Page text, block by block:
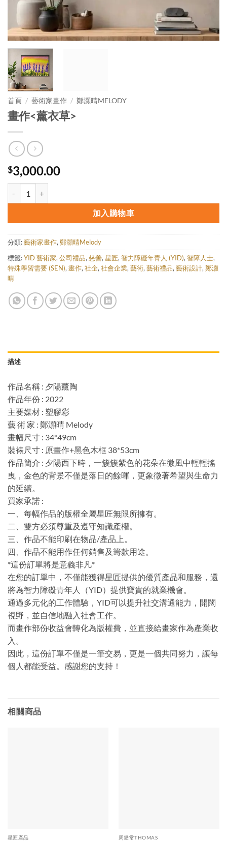
首頁 / 藝術家畫作 / 鄭灝晴MELODY
畫作<薰衣草>
$3,000.00
加入購物車
分類:藝術家畫作,鄭灝晴Melody
標籤:YID 藝術家,公司禮品,慈善,星匠,智力障礙年青人 (YID),智障人士,
特殊學習需要 (SEN),畫作,社企,社會企業,藝術,藝術禮品,藝術設計,鄭灝
晴
描述
作品名稱 : 夕陽薰陶
作品年份 : 2022
主要媒材 : 塑膠彩
藝 術 家 : 鄭灝晴 Melody
畫幅尺寸 : 34*49cm
裝裱尺寸 : 原畫作+黑色木框 38*53cm
作品簡介 : 夕陽西下時，一簇簇紫色的花朵在微風中輕輕搖
曳，金色的背景不僅是落日的餘暉，更象徵著希望與生命力
的延續。
買家承諾 :
一、每幅作品的版權全屬星匠無限所擁有。
二、雙方必須尊重及遵守知識產權。
三、作品不能印刷在物品/產品上。
四、作品不能用作任何銷售及籌款用途。
*這份訂單將是意義非凡*
在您的訂單中，不僅能獲得星匠提供的優質產品和服務，還
將為智力障礙青年人（YID）提供寶貴的就業機會。
通過多元化的工作體驗，YID可以提升社交溝通能力，開闊
視野，並自信地融入社會工作。
而畫作部份收益會轉化為版權費，並直接給畫家作為產業收
入。
因此，這份訂單不僅是一筆交易，更是一個共同努力，讓每
個人都能受益。感謝您的支持！
相關商品
星匠產品 周燮常THOMAS